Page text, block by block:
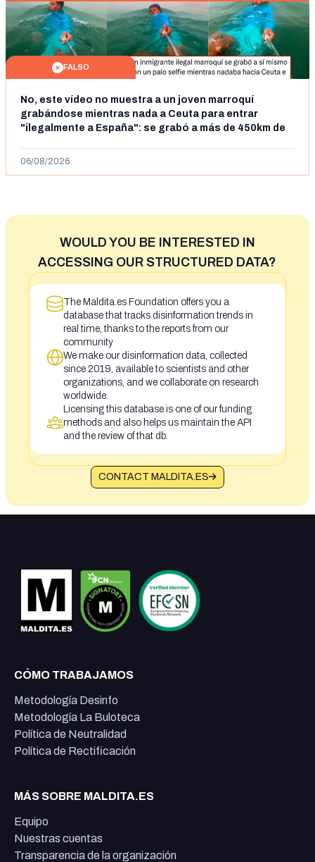
FALSO
No, este vídeo no muestra a un joven marroquí
grabándose mientras nada a Ceuta para entrar
"ilegalmente a España": se grabó a más de 450km de
06/08/2026
WOULD YOU BE INTERESTED IN
ACCESSING OUR STRUCTURED DATA?
The Maldita.es Foundation offers you a
database that tracks disinformation trends in
real time, thanks to the reports from our
community
We make our disinformation data, collected
since 2019, available to scientists and other
organizations, and we collaborate on research
worldwide.
Licensing this database is one of our funding
methods and also helps us maintain the API
and the review of that db.
CONTACT MALDITA.ES
CÓMO TRABAJAMOS
Metodología Desinfo
Metodología La Buloteca
Política de Neutralidad
Política de Rectificación
MÁS SOBRE MALDITA.ES
Equipo
Nuestras cuentas
Transparencia de la organización